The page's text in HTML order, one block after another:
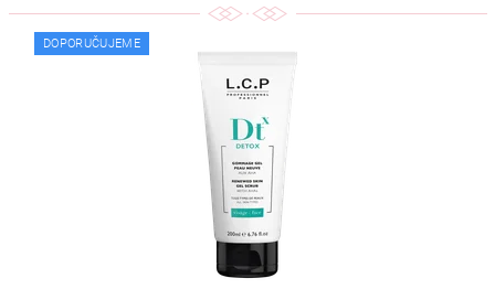
DOPORUČUJEME